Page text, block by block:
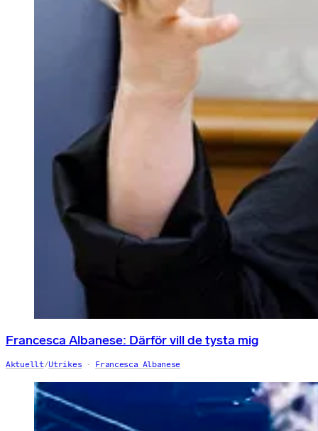
Francesca Albanese: Därför vill de tysta mig
Aktuellt/Utrikes Francesca Albanese